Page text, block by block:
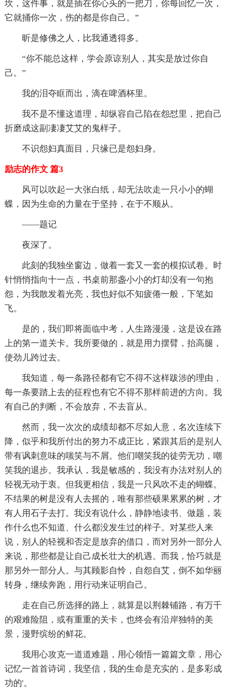
坎，这件事，就是插在你心头的一把刀，你每回忆一次，
它就捅你一次，伤的都是你自己。”
昕是修佛之人，比我通透得多。
“你不能总这样，学会原谅别人，其实是放过你自
己。”
我的泪夺眶而出，滴在啤酒杯里。
我不是不懂这道理，却纵容自己陷在怨怼里，把自己
折磨成这副凄凄艾艾的鬼样子。
不识怨妇真面目，只缘已是怨妇身。
励志的作文 篇3
风可以吹起一大张白纸，却无法吹走一只小小的蝴
蝶，因为生命的力量在于坚持，在于不顺从。
——题记
夜深了。
此刻的我独坐窗边，做着一套又一套的模拟试卷。时
针悄悄指向十一点，书桌前那盏小小的灯却没有一句抱
怨，为我散发着光亮，我也好似不知疲倦一般，下笔如
飞。
是的，我们即将面临中考，人生路漫漫，这是设在路
上的第一道关卡。我所要做的，就是用力摆臂，抬高腿，
使劲儿跨过去。
我知道，每一条路径都有它不得不这样跋涉的理由，
每一条要踏上去的征程也有它不得不那样前进的方向。我
有自己的判断，不会放弃，不去盲从。
然而，我一次次的成绩却都不尽如人意，名次连续下
降，似乎和我所付出的努力不成正比，紧跟其后的是别人
带有讽刺意味的嗤笑与不屑。他们嘲笑我的徒劳无功，嘲
笑我的退步。我承认，我是敏感的，我没有办法对别人的
轻视无动于衷。但我更相信，我是一只风吹不走的蝴蝶。
不结果的树是没有人去摇的，唯有那些硕果累累的树，才
有人用石子去打。我没有说什么，静静地读书、做题，装
作什么也不知道、什么都没发生过的样子。对某些人来
说，别人的轻视和否定是放弃的借口，而对另外一部分人
来说，那些都是让自己成长壮大的机遇。而我，恰巧就是
那另外一部分人。与其顾影自怜，自怨自艾，倒不如华丽
转身，继续奔跑，用行动来证明自己。
走在自己所选择的路上，就算是以荆棘铺路，有万千
的艰难险阻，或有重重的关卡，也终会有沿岸独特的美
景，漫野缤纷的鲜花。
我用心攻克一道道难题，用心领悟一篇篇文章，用心
记忆一首首诗词，我坚信，我的生命是充实的，是多彩成
功的'。